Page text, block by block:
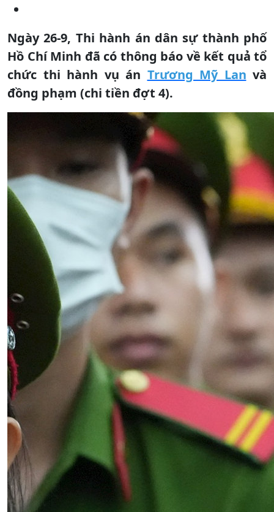
Ngày 26-9, Thi hành án dân sự thành phố
Hồ Chí Minh đã có thông báo về kết quả tổ
chức thi hành vụ án Trương Mỹ Lan và
đồng phạm (chi tiền đợt 4).